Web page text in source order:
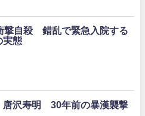
撃自殺 錯乱で緊急入院する
実態
唐沢寿明 30年前の暴漢襲撃